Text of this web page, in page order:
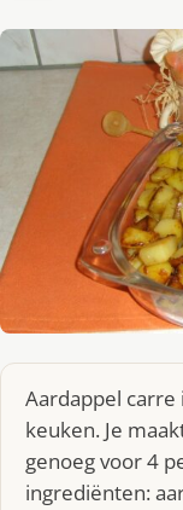
Aardappel carre
keuken. Je
genoeg voor 4
ingrediënten: